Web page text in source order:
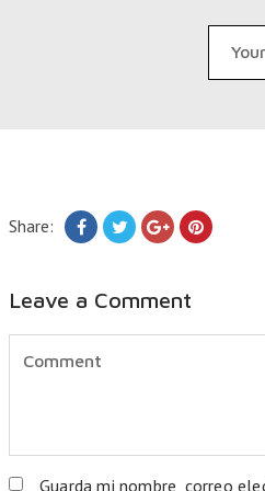
Share:
Leave a Comment
Guarda mi nombre, correo